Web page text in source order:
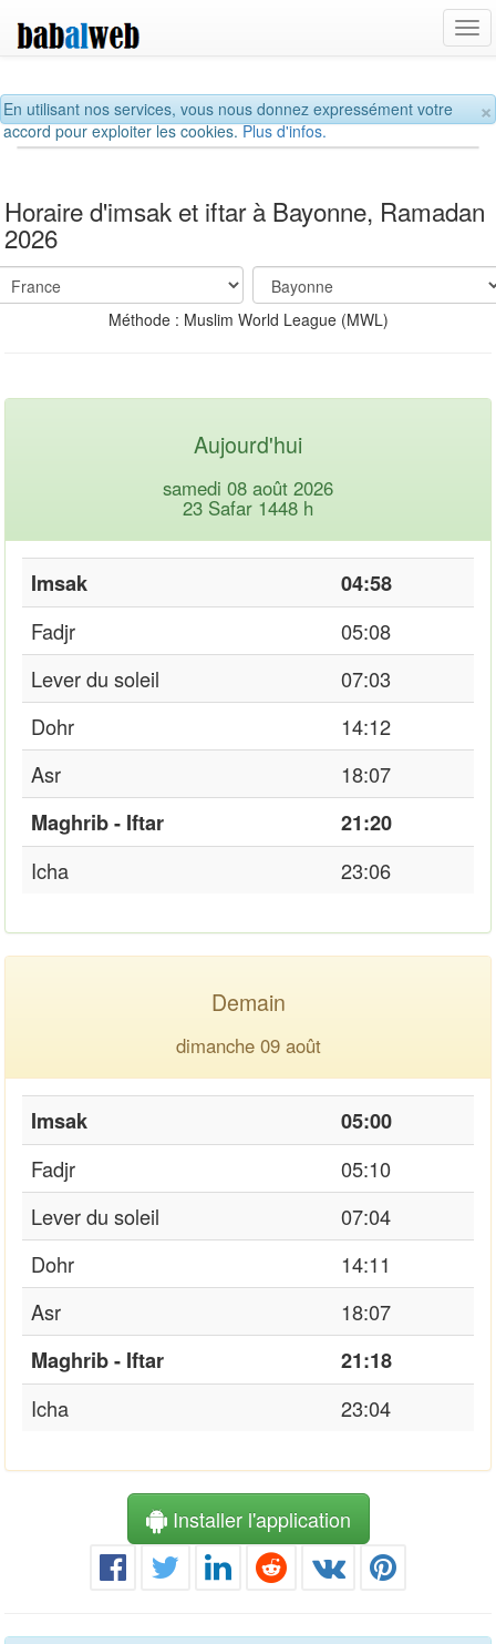
×
En utilisant nos services, vous nous donnez expressément votre
accord pour exploiter les cookies.Plus d'infos.
Horaire d'imsak et iftar à Bayonne, Ramadan
2026
Méthode : Muslim World League (MWL)
Aujourd'hui
samedi 08 août 2026
23 Safar 1448 h
Imsak
04:58
Fadjr
05:08
Lever du soleil
07:03
Dohr
14:12
Asr
18:07
Maghrib - Iftar
21:20
Icha
23:06
Demain
dimanche 09 août
Imsak
05:00
Fadjr
05:10
Lever du soleil
07:04
Dohr
14:11
Asr
18:07
Maghrib - Iftar
21:18
Icha
23:04
Installer l'application